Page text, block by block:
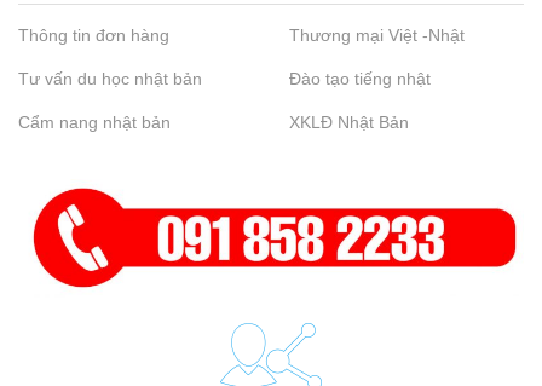
Thông tin đơn hàng Thương mại Việt -Nhật
Tư vấn du học nhật bản Đào tạo tiếng nhật
Cẩm nang nhật bản XKLĐ Nhật Bản